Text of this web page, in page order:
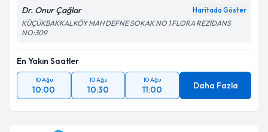
Dr. Onur Çağlar Haritada Göster
KÜÇÜKBAKKALKÖY MAH DEFNE SOKAK NO 1 FLORA REZİDANS
NO:309
En Yakın Saatler
10 Ağu
10:00
10 Ağu
10:30
10 Ağu
11:00 Daha Fazla